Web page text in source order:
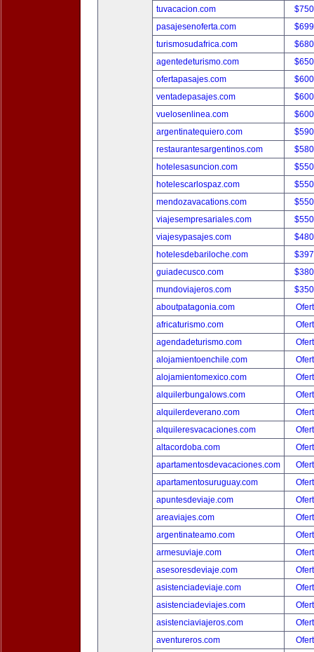
tuvacacion.com
pasajesenoferta.com
turismosudafrica.com
agentedeturismo.com
ofertapasajes.com
ventadepasajes.com
vuelosenlinea.com
argentinatequiero.com
restaurantesargentinos.com
hotelesasuncion.com
hotelescarlospaz.com
mendozavacations.com
viajesempresariales.com
viajesypasajes.com
hotelesdebariloche.com
guiadecusco.com
mundoviajeros.com
aboutpatagonia.com
africaturismo.com
agendadeturismo.com
alojamientoenchile.com
alojamientomexico.com
alquilerbungalows.com
alquilerdeverano.com
alquileresvacaciones.com
altacordoba.com
apartamentosdevacaciones.com
apartamentosuruguay.com
apuntesdeviaje.com
areaviajes.com
argentinateamo.com
armesuviaje.com
asesoresdeviaje.com
asistenciadeviaje.com
asistenciadeviajes.com
asistenciaviajeros.com
aventureros.com